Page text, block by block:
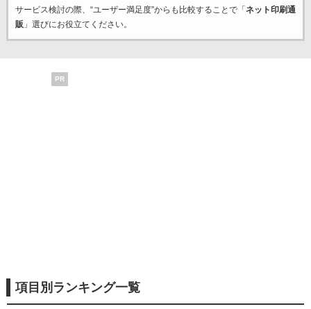
サービス検討の際、“ユーザー満足度”からも比較することで「 ネット印刷通
販 」選びにお役立てください。
PR
項目別ランキング一覧